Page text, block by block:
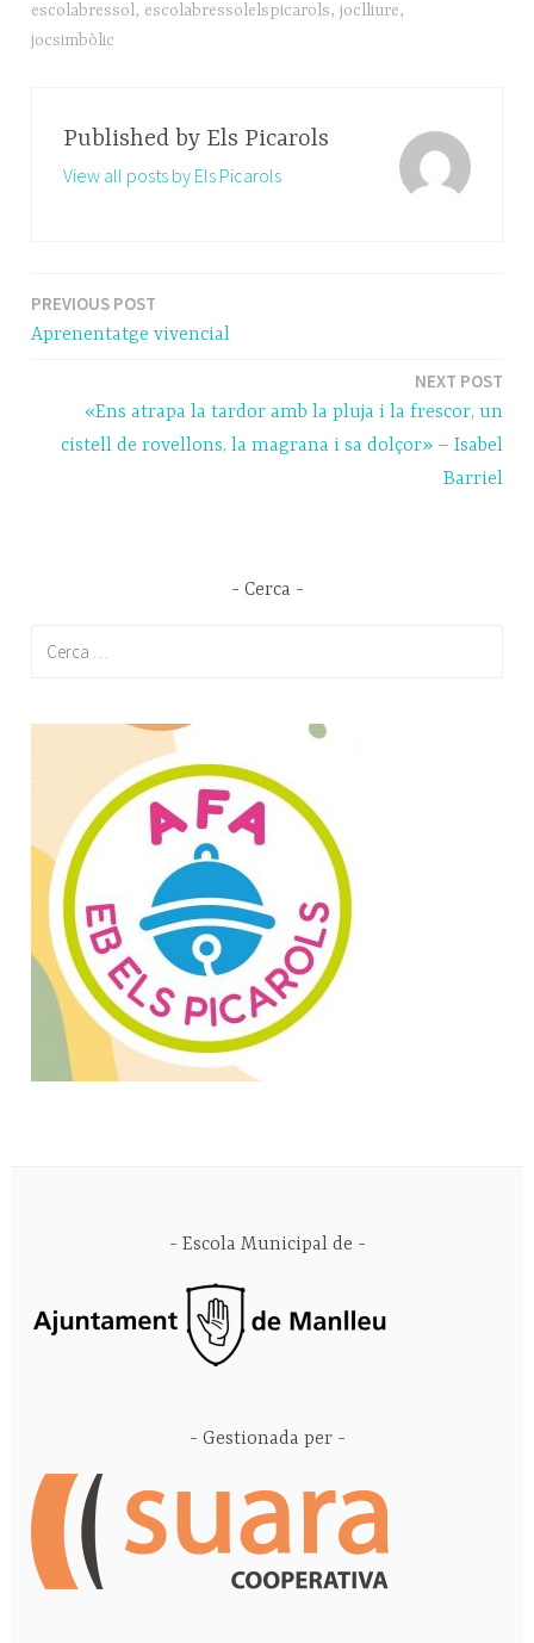
escolabressol, escolabressolelspicarols,joclliure,
jocsimbòlic
Published by Els Picarols
View all posts by Els Picarols
Navegació
d'entrades
PREVIOUS POST
Aprenentatge vivencial
NEXT POST
«Ens atrapa la tardor amb la pluja i la frescor, un
cistell de rovellons, la magrana i sa dolçor» – Isabel
Barriel
Cerca
Escola Municipal de
Gestionada per